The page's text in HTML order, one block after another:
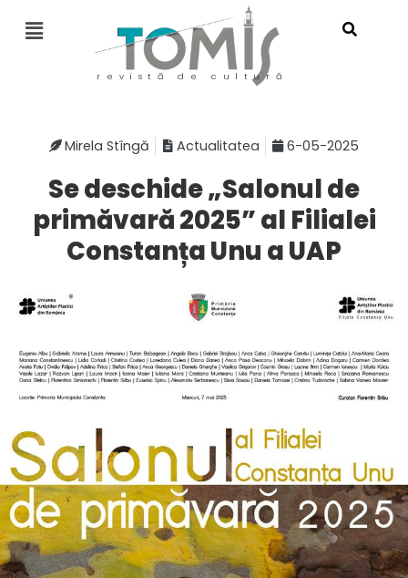
revistă de cultură
Mirela Stîngă Actualitatea 6-05-2025
Se deschide „Salonul de
primăvară 2025” al Filialei
Constanța Unu a UAP